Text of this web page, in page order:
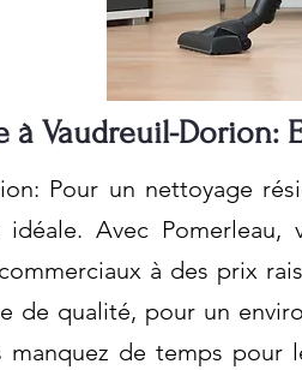
à Vaudreuil-Dorion:
Pour un nettoyage
Avec
à des prix
de qualité, pour un
de temps pour